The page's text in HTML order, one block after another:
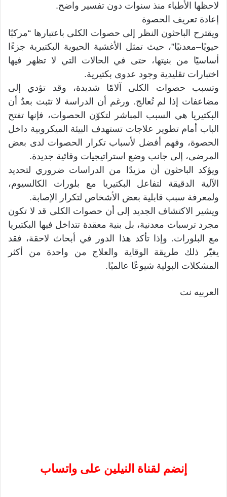
لاحظها الأطباء منذ سنوات دون تفسير واضح.
إعادة تعريف الحصوة
ويقترح الباحثون النظر إلى حصوات الكلى باعتبارها “مركبًا
حيويًا–معدنيًا”، حيث تمثل الأغشية الحيوية البكتيرية جزءًا
أساسيًا من بنيتها، حتى في الحالات التي لا تظهر فيها
اختبارات تقليدية وجود عدوى بكتيرية.
وتسبب حصوات الكلى آلامًا شديدة، وقد تؤدي إلى
مضاعفات إذا لم تُعالج. ورغم أن الدراسة لا تثبت بعدُ أن
البكتيريا هي السبب المباشر لتكوّن الحصوات، فإنها تفتح
الباب أمام تطوير علاجات تستهدف البيئة الميكروبية داخل
الحصوة، وفهم أفضل لأسباب تكرار الحصوات لدى بعض
المرضى، إلى جانب وضع استراتيجيات وقائية جديدة.
ويؤكد الباحثون أن مزيدًا من الدراسات ضروري لتحديد
الآلية الدقيقة لتفاعل البكتيريا مع بلورات الكالسيوم،
ولمعرفة سبب قابلية بعض الأشخاص لتكرار الإصابة.
ويشير الاكتشاف الجديد إلى أن حصوات الكلى قد لا تكون
مجرد ترسبات معدنية، بل بنية معقدة تتداخل فيها البكتيريا
مع البلورات. وإذا تأكد هذا الدور في أبحاث لاحقة، فقد
يغيّر ذلك طريقة الوقاية والعلاج من واحدة من أكثر
المشكلات البولية شيوعًا عالميًا.
العربيه نت
إنضم لقناة النيلين على واتساب